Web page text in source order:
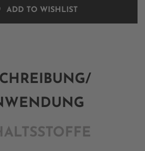
ADD TO WISHLIST